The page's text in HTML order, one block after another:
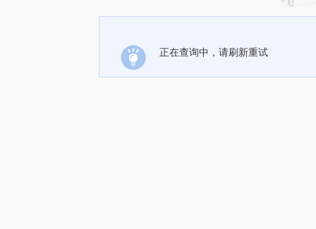
正在查询中，请刷新重试